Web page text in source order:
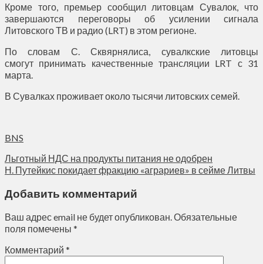
Кроме того, премьер сообщил литовцам Сувалок, что
завершаются переговоры об усилении сигнала
Литовского ТВ и радио (LRT) в этом регионе.
По словам С. Сквярнялиса, сувалкские литовцы
смогут принимать качественные трансляции LRT с 31
марта.
В Сувалках проживает около тысячи литовских семей.
BNS
Льготный НДС на продукты питания не одобрен
Н. Путейкис покидает фракцию «аграриев» в сейме Литвы
Добавить комментарий
Ваш адрес email не будет опубликован.Обязательные
поля помечены *
Комментарий *